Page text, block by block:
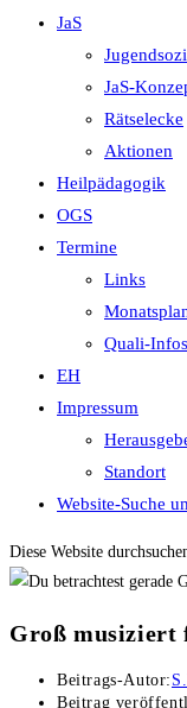
JaS
JaS-
Rätselecke
Aktionen
Heilpädagogik
OGS
Termine
Links
Quali-Infos
EH
Impressum
Standort
Website-Suche
Diese Website
Groß musiziert
Beitrags-Autor:
Beitrag